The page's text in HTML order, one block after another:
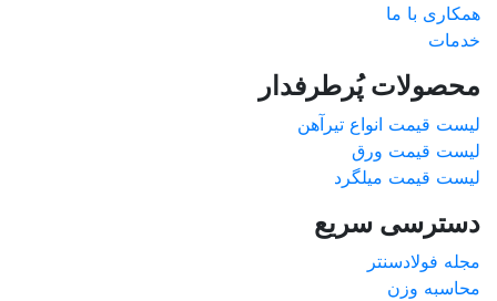
همکاری با ما
خدمات
محصولات پُرطرفدار
لیست قیمت انواع تیرآهن
لیست قیمت ورق
لیست قیمت میلگرد
دسترسی سریع
مجله فولادسنتر
محاسبه وزن